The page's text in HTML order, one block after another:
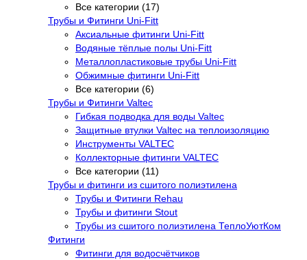
Все категории (17)
Трубы и Фитинги Uni-Fitt
Аксиальные фитинги Uni-Fitt
Водяные тёплые полы Uni-Fitt
Металлопластиковые трубы Uni-Fitt
Обжимные фитинги Uni-Fitt
Все категории (6)
Трубы и Фитинги Valtec
Гибкая подводка для воды Valtec
Защитные втулки Valtec на теплоизоляцию
Инструменты VALTEC
Коллекторные фитинги VALTEC
Все категории (11)
Трубы и фитинги из сшитого полиэтилена
Трубы и Фитинги Rehau
Трубы и фитинги Stout
Трубы из сшитого полиэтилена ТеплоУютКом
Фитинги
Фитинги для водосчётчиков